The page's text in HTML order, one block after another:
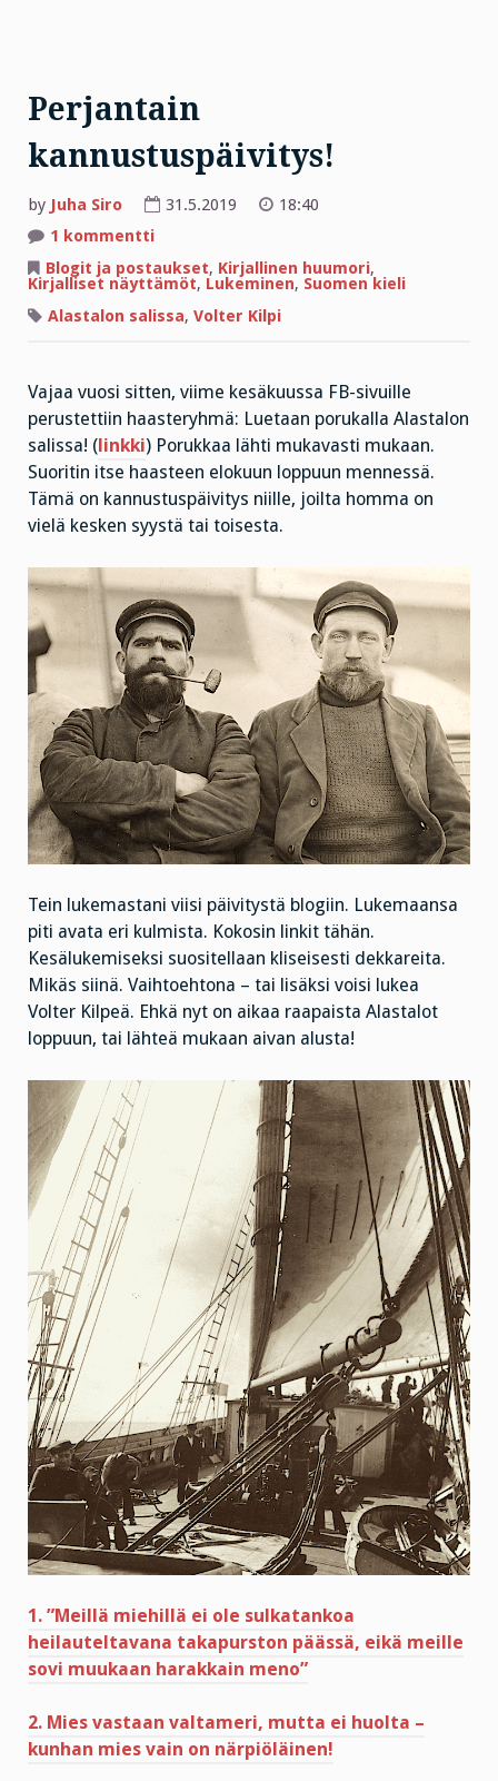
Perjantain
kannustuspäivitys!
by Juha Siro 31.5.2019
18:40
1 kommenttiartikkeliin
kannustuspäivitys!
Blogit ja postaukset, Kirjallinen huumori,
Kirjalliset näyttämöt, Lukeminen, Suomen kieli
Alastalon salissa, Volter Kilpi
Vajaa vuosi sitten, viime kesäkuussa FB-sivuille
perustettiin haasteryhmä: Luetaan porukalla Alastalon
salissa! ( linkki) Porukkaa lähti mukavasti mukaan.
Suoritin itse haasteen elokuun loppuun mennessä.
Tämä on kannustuspäivitys niille, joilta homma on
vielä kesken syystä tai toisesta.
Tein lukemastani viisi päivitystä blogiin. Lukemaansa
piti avata eri kulmista. Kokosin linkit tähän.
Kesälukemiseksi suositellaan kliseisesti dekkareita.
Mikäs siinä. Vaihtoehtona – tai lisäksi voisi lukea
Volter Kilpeä. Ehkä nyt on aikaa raapaista Alastalot
loppuun, tai lähteä mukaan aivan alusta!
1. ”Meillä miehillä ei ole sulkatankoa
heilauteltavana takapurston päässä, eikä meille
sovi muukaan harakkain meno”
2. Mies vastaan valtameri, mutta ei huolta –
kunhan mies vain on närpiöläinen!